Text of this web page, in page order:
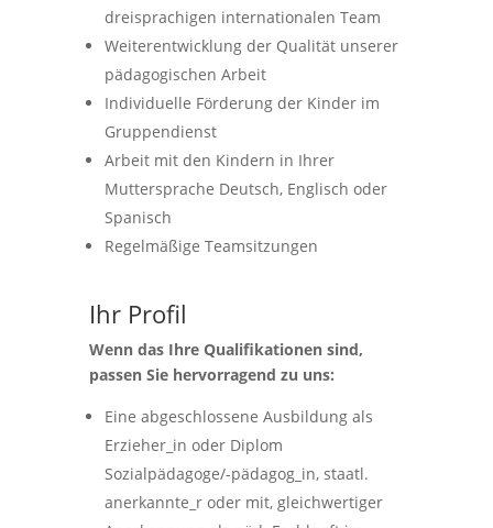
dreisprachigen internationalen Team
Weiterentwicklung der Qualität unserer
pädagogischen Arbeit
Individuelle Förderung der Kinder im
Gruppendienst
Arbeit mit den Kindern in Ihrer
Muttersprache Deutsch, Englisch oder
Spanisch
Regelmäßige Teamsitzungen
Ihr Profil
Wenn das Ihre Qualifikationen sind,
passen Sie hervorragend zu uns:
Eine abgeschlossene Ausbildung als
Erzieher_in oder Diplom
Sozialpädagoge/-pädagog_in, staatl.
anerkannte_r oder mit, gleichwertiger